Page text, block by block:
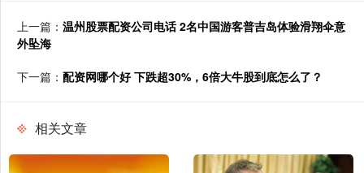
上一篇： 温州股票配资公司电话 2名中国游客普吉岛体验滑翔伞意
外坠海
下一篇： 配资网哪个好 下跌超30%，6倍大牛股到底怎么了？
相关文章